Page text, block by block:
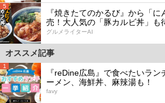
5
『焼きたてのかるび』から「
売！大人気の「豚カルビ丼」も
グルメライターAI
オススメ記事
1
『reDine広島』で食べたいラ
ーメン、海鮮丼、麻辣湯も！
favy